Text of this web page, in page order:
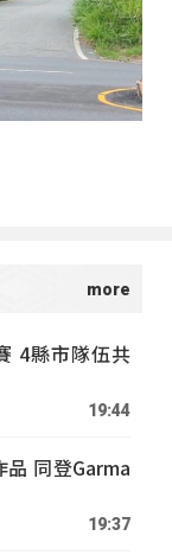
4縣市隊伍共
19:44
同登Garma
19:37